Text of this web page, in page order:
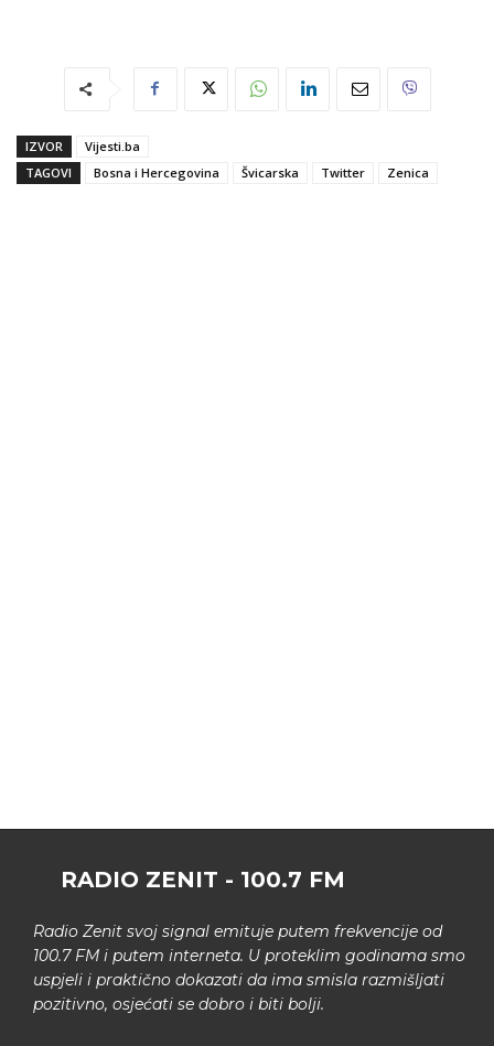
IZVOR
Vijesti.ba
TAGOVI
Bosna i Hercegovina Švicarska Twitter Zenica
RADIO ZENIT - 100.7 FM
Radio Zenit svoj signal emituje putem frekvencije od
100.7 FM i putem interneta. U proteklim godinama smo
uspjeli i praktično dokazati da ima smisla razmišljati
pozitivno, osjećati se dobro i biti bolji.